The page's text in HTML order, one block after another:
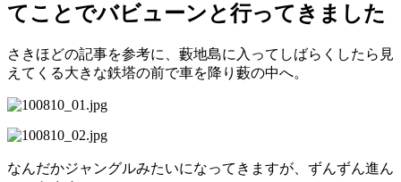
てことでバビューンと行ってきました
さきほどの記事を参考に、藪地島に入ってしばらくしたら見
えてくる大きな鉄塔の前で車を降り藪の中へ。
なんだかジャングルみたいになってきますが、ずんずん進ん